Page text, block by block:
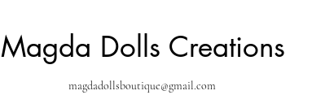
Magda Dolls Creations
magdadollsboutique@gmail.com